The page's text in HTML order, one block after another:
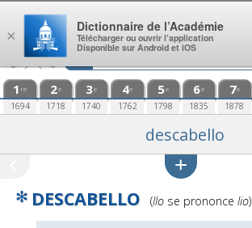
Aller au contenu
1 re
1694
2e
1718
3e
1740
4e
1762
5e
1798
6e
1835
7e
1878
descabello
✻ DESCABELLO
Prononciation
(llose prononce lio)
×
Dictionnaire de l’Académie
Télécharger ou ouvrir l’application
Disponible sur Android et iOS